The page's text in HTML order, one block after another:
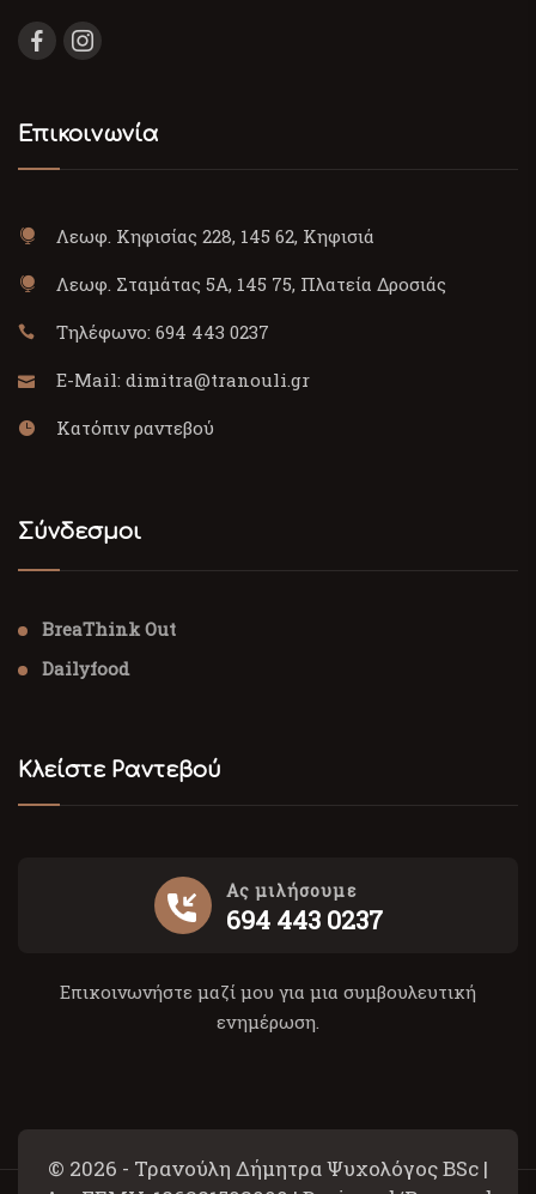
Επικοινωνία
Λεωφ. Κηφισίας 228, 145 62, Κηφισιά
Λεωφ. Σταμάτας 5Α, 145 75, Πλατεία Δροσιάς
Τηλέφωνο: 694 443 0237
E-Mail: dimitra@tranouli.gr
Κατόπιν ραντεβού
Σύνδεσμοι
BreaThink Out
Dailyfood
Κλείστε Ραντεβού
Ας μιλήσουμε
694 443 0237
Επικοινωνήστε μαζί μου για μια συμβουλευτική
ενημέρωση.
© 2026 - Τρανούλη Δήμητρα Ψυχολόγος BSc |